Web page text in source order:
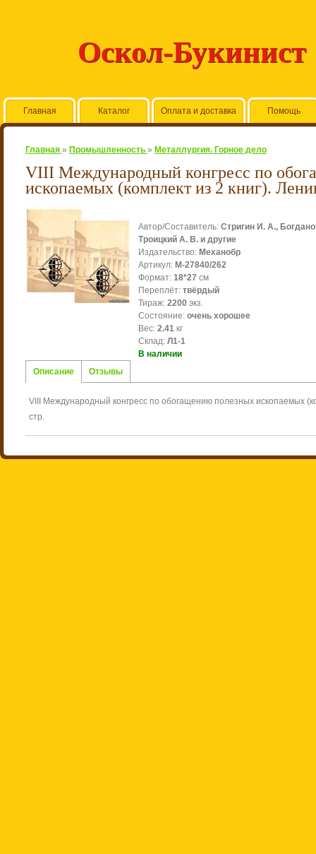
Оскол-Букинист
Главная Каталог Оплата и доставка Помощь
Главная » Промышленность » Металлургия. Горное дело
VIII Международный конгресс по
ископаемых (комплект из 2 книг).
Автор/Составитель: Стригин И. А.,
Троицкий А. В. и другие
Издательство: Механобр
Артикул: М-27840/262
Формат: 18*27 см
Переплёт: твёрдый
Тираж: 2200 экз.
Состояние: очень хорошее
Вес: 2.41 кг
Склад: Л1-1
В наличии
Описание
Отзывы
VIII Международный конгресс по обогащению полезных ископаемых
стр.